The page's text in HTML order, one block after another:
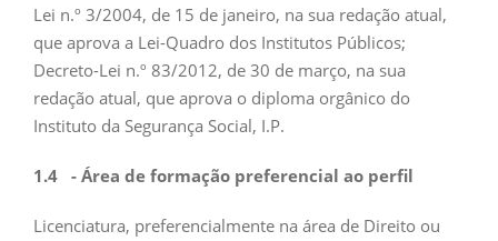
Lei n.º 3/2004, de 15 de janeiro, na sua redação atual,
que aprova a Lei-Quadro dos Institutos Públicos;
Decreto-Lei n.º 83/2012, de 30 de março, na sua
redação atual, que aprova o diploma orgânico do
Instituto da Segurança Social, I.P.
1.4 - Área de formação preferencial ao perfil
Licenciatura, preferencialmente na área de Direito ou